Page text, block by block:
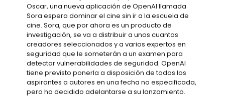
Oscar, una nueva aplicación de OpenAI llamada
Sora espera dominar el cine sin ir a la escuela de
cine. Sora, que por ahora es un producto de
investigación, se va a distribuir a unos cuantos
creadores seleccionados y a varios expertos en
seguridad que le someterán a un examen para
detectar vulnerabilidades de seguridad. OpenAI
tiene previsto ponerla a disposición de todos los
aspirantes a autores en una fecha no especificada,
pero ha decidido adelantarse a su lanzamiento.